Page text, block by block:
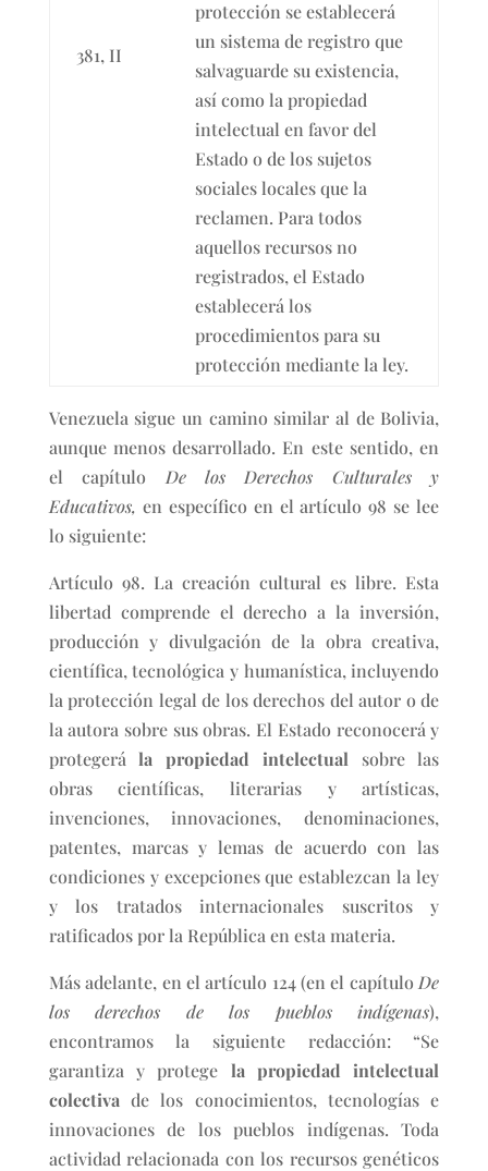
381, II
protección se establecerá
un sistema de registro que
salvaguarde su existencia,
así como la propiedad
intelectual en favor del
Estado o de los sujetos
sociales locales que la
reclamen. Para todos
aquellos recursos no
registrados, el Estado
establecerá los
procedimientos para su
protección mediante la ley.
Venezuela sigue un camino similar al de Bolivia,
aunque menos desarrollado. En este sentido, en
el capítulo De los Derechos Culturales y
Educativos, en específico en el artículo 98 se lee
lo siguiente:
Artículo 98. La creación cultural es libre. Esta
libertad comprende el derecho a la inversión,
producción y divulgación de la obra creativa,
científica, tecnológica y humanística, incluyendo
la protección legal de los derechos del autor o de
la autora sobre sus obras. El Estado reconocerá y
protegerá la propiedad intelectual sobre las
obras científicas, literarias y artísticas,
invenciones, innovaciones, denominaciones,
patentes, marcas y lemas de acuerdo con las
condiciones y excepciones que establezcan la ley
y los tratados internacionales suscritos y
ratificados por la República en esta materia.
Más adelante, en el artículo 124 (en el capítulo De
los derechos de los pueblos indígenas),
encontramos la siguiente redacción: “Se
garantiza y protege la propiedad intelectual
colectiva de los conocimientos, tecnologías e
innovaciones de los pueblos indígenas. Toda
actividad relacionada con los recursos genéticos